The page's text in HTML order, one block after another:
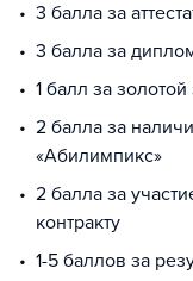
3 балла за
3 балла за
1 балл за
2 балла за
«Абилимпикс»
2 балла за
контракту
1-5 баллов за